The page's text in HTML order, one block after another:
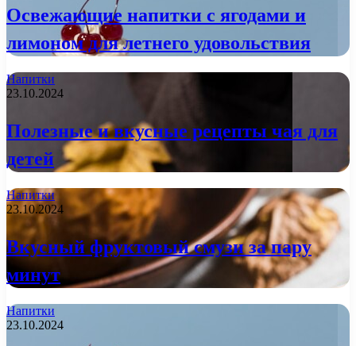
Освежающие напитки с ягодами и
лимоном для летнего удовольствия
Напитки
23.10.2024
Полезные и вкусные рецепты чая для
детей
Напитки
23.10.2024
Вкусный фруктовый смузи за пару
минут
Напитки
23.10.2024